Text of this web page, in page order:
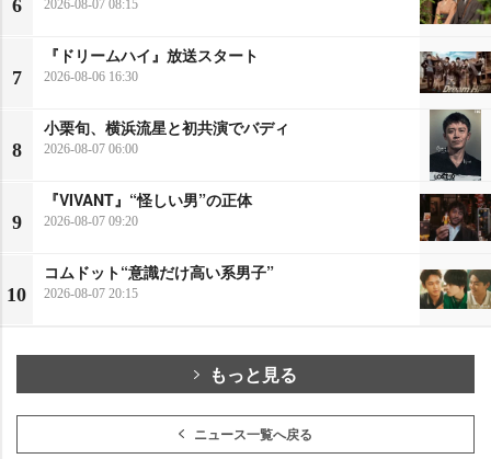
6 2026-08-07 08:15
7
『ドリームハイ』放送スタート
2026-08-06 16:30
8
小栗旬、横浜流星と初共演でバディ
2026-08-07 06:00
9
『VIVANT』“怪しい男”の正体
2026-08-07 09:20
10
コムドット“意識だけ高い系男子”
2026-08-07 20:15
もっと見る
ニュース一覧へ戻る